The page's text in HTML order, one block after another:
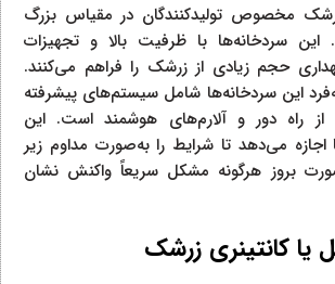
مخصوص تولیدکنندگان در مقیاس بزرگ
سردخانه‌ها با ظرفیت بالا و تجهیزات
حجم زیادی از زرشک را فراهم می‌کنند.
این سردخانه‌ها شامل سیستم‌های پیشرفته
از راه دور و آلارم‌های هوشمند است. این
اجازه می‌دهد تا شرایط را به‌صورت مداوم زیر
بروز هرگونه مشکل سریعاً واکنش نشان
یا کانتینری زرشک